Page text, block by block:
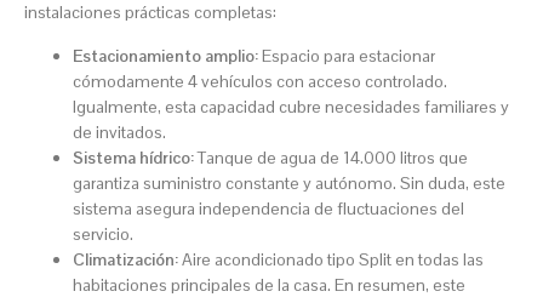
instalaciones prácticas completas:
Estacionamiento amplio:Espacio para estacionar
cómodamente 4 vehículos con acceso controlado.
Igualmente, esta capacidad cubre necesidades familiares y
de invitados.
Sistema hídrico:Tanque de agua de 14.000 litros que
garantiza suministro constante y autónomo. Sin duda, este
sistema asegura independencia de fluctuaciones del
servicio.
Climatización:Aire acondicionado tipo Split en todas las
habitaciones principales de la casa. En resumen, este